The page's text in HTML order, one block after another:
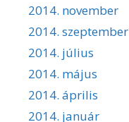
2014. november
2014. szeptember
2014. július
2014. május
2014. április
2014. január